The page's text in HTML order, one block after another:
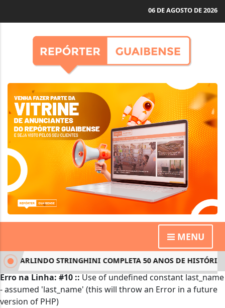
06 DE AGOSTO DE 2026
MENU
STRINGHINI COMPLETA 50 ANOS DE HISTÓRIA NO
Erro na Linha: #10 ::Use of undefined constant last_name
- assumed 'last_name' (this will throw an Error in a future
version of PHP)